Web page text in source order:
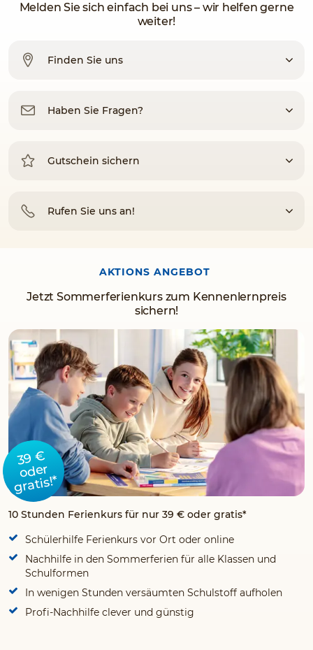
Melden Sie sich einfach bei uns – wir helfen gerne
weiter!
Finden Sie uns
Haben Sie Fragen?
Gutschein sichern
Rufen Sie uns an!
AKTIONS ANGEBOT
Jetzt Sommerferienkurs zum Kennenlernpreis
sichern!
39 €
oder
gratis!*
10 Stunden Ferienkurs für nur 39 € oder gratis*
Schülerhilfe Ferienkurs vor Ort oder online
Nachhilfe in den Sommerferien für alle Klassen und
Schulformen
In wenigen Stunden versäumten Schulstoff aufholen
Profi-Nachhilfe clever und günstig